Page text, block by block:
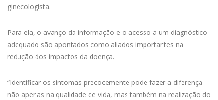
ginecologista.
Para ela, o avanço da informação e o acesso a um diagnóstico
adequado são apontados como aliados importantes na
redução dos impactos da doença.
“Identificar os sintomas precocemente pode fazer a diferença
não apenas na qualidade de vida, mas também na realização do